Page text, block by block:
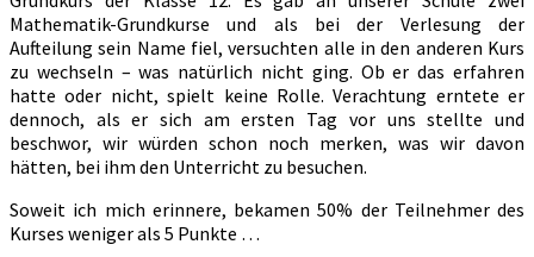
Mathematik-Grundkurse und als bei der Verlesung der
Aufteilung sein Name fiel, versuchten alle in den anderen Kurs
zu wechseln – was natürlich nicht ging. Ob er das erfahren
hatte oder nicht, spielt keine Rolle. Verachtung erntete er
dennoch, als er sich am ersten Tag vor uns stellte und
beschwor, wir würden schon noch merken, was wir davon
hätten, bei ihm den Unterricht zu besuchen.
Soweit ich mich erinnere, bekamen 50% der Teilnehmer des
Kurses weniger als 5 Punkte …